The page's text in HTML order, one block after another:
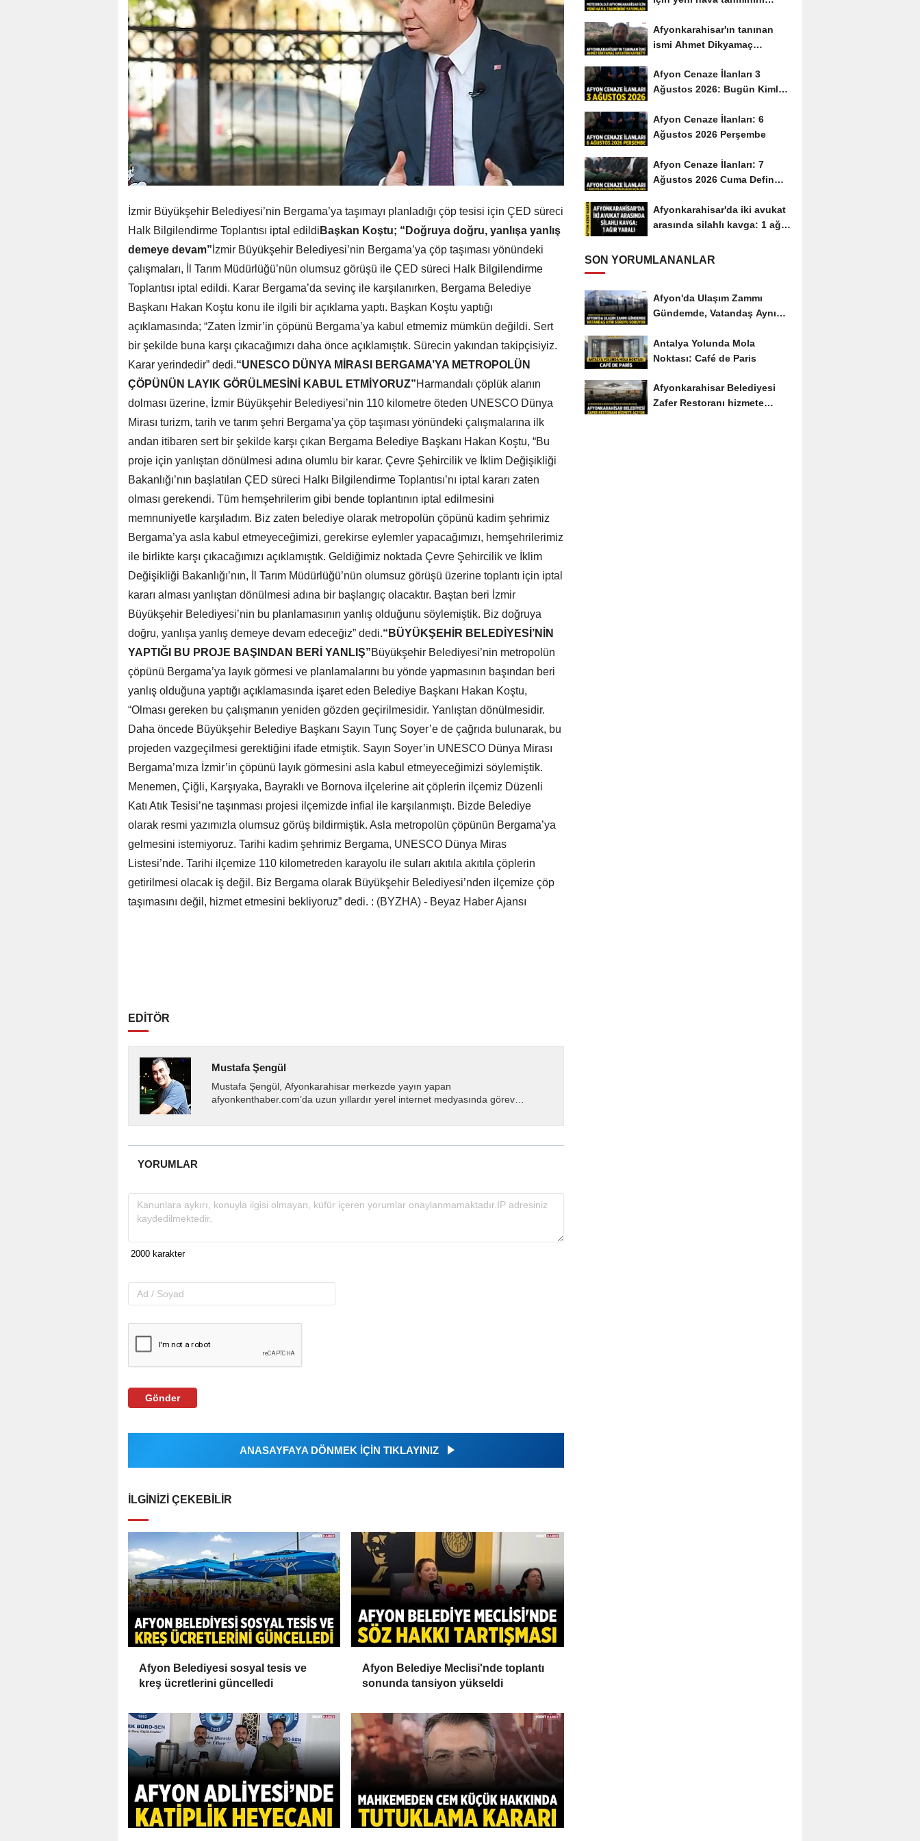
İzmir Büyükşehir Belediyesi’nin Bergama’ya taşımayı planladığı çöp tesisi için ÇED süreci
Halk Bilgilendirme Toplantısı iptal edildi Başkan Koştu; “Doğruya doğru, yanlışa yanlış
demeye devam” İzmir Büyükşehir Belediyesi’nin Bergama’ya çöp taşıması yönündeki
çalışmaları, İl Tarım Müdürlüğü’nün olumsuz görüşü ile ÇED süreci Halk Bilgilendirme
Toplantısı iptal edildi. Karar Bergama’da sevinç ile karşılanırken, Bergama Belediye
Başkanı Hakan Koştu konu ile ilgili bir açıklama yaptı. Başkan Koştu yaptığı
açıklamasında; “Zaten İzmir’in çöpünü Bergama’ya kabul etmemiz mümkün değildi. Sert
bir şekilde buna karşı çıkacağımızı daha önce açıklamıştık. Sürecin yakından takipçisiyiz.
Karar yerindedir” dedi.“UNESCO DÜNYA MİRASI BERGAMA’YA METROPOLÜN
ÇÖPÜNÜN LAYIK GÖRÜLMESİNİ KABUL ETMİYORUZ”Harmandalı çöplük alanın
dolması üzerine, İzmir Büyükşehir Belediyesi’nin 110 kilometre öteden UNESCO Dünya
Mirası turizm, tarih ve tarım şehri Bergama’ya çöp taşıması yönündeki çalışmalarına ilk
andan itibaren sert bir şekilde karşı çıkan Bergama Belediye Başkanı Hakan Koştu, “Bu
proje için yanlıştan dönülmesi adına olumlu bir karar. Çevre Şehircilik ve İklim Değişikliği
Bakanlığı’nın başlatılan ÇED süreci Halkı Bilgilendirme Toplantısı’nı iptal kararı zaten
olması gerekendi. Tüm hemşehrilerim gibi bende toplantının iptal edilmesini
memnuniyetle karşıladım. Biz zaten belediye olarak metropolün çöpünü kadim şehrimiz
Bergama’ya asla kabul etmeyeceğimizi, gerekirse eylemler yapacağımızı, hemşehrilerimiz
ile birlikte karşı çıkacağımızı açıklamıştık. Geldiğimiz noktada Çevre Şehircilik ve İklim
Değişikliği Bakanlığı’nın, İl Tarım Müdürlüğü’nün olumsuz görüşü üzerine toplantı için iptal
kararı alması yanlıştan dönülmesi adına bir başlangıç olacaktır. Baştan beri İzmir
Büyükşehir Belediyesi’nin bu planlamasının yanlış olduğunu söylemiştik. Biz doğruya
doğru, yanlışa yanlış demeye devam edeceğiz” dedi.“BÜYÜKŞEHİR BELEDİYESİ’NİN
YAPTIĞI BU PROJE BAŞINDAN BERİ YANLIŞ”Büyükşehir Belediyesi’nin metropolün
çöpünü Bergama’ya layık görmesi ve planlamalarını bu yönde yapmasının başından beri
yanlış olduğuna yaptığı açıklamasında işaret eden Belediye Başkanı Hakan Koştu,
“Olması gereken bu çalışmanın yeniden gözden geçirilmesidir. Yanlıştan dönülmesidir.
Daha öncede Büyükşehir Belediye Başkanı Sayın Tunç Soyer’e de çağrıda bulunarak, bu
projeden vazgeçilmesi gerektiğini ifade etmiştik. Sayın Soyer’in UNESCO Dünya Mirası
Bergama’mıza İzmir’in çöpünü layık görmesini asla kabul etmeyeceğimizi söylemiştik.
Menemen, Çiğli, Karşıyaka, Bayraklı ve Bornova ilçelerine ait çöplerin ilçemiz Düzenli
Katı Atık Tesisi’ne taşınması projesi ilçemizde infial ile karşılanmıştı. Bizde Belediye
olarak resmi yazımızla olumsuz görüş bildirmiştik. Asla metropolün çöpünün Bergama’ya
gelmesini istemiyoruz. Tarihi kadim şehrimiz Bergama, UNESCO Dünya Miras
Listesi’nde. Tarihi ilçemize 110 kilometreden karayolu ile suları akıtıla akıtıla çöplerin
getirilmesi olacak iş değil. Biz Bergama olarak Büyükşehir Belediyesi’nden ilçemize çöp
taşımasını değil, hizmet etmesini bekliyoruz” dedi. : (BYZHA) - Beyaz Haber Ajansı
EDİTÖR
Mustafa Şengül
Mustafa Şengül, Afyonkarahisar merkezde yayın yapan
afyonkenthaber.com’da uzun yıllardır yerel internet medyasında görev
YORUMLAR
Gönder
ANASAYFAYA DÖNMEK İÇİN TIKLAYINIZ
İLGINIZI ÇEKEBILIR
Afyon Belediyesi sosyal tesis ve
kreş ücretlerini güncelledi
Afyon Belediye Meclisi'nde toplantı
sonunda tansiyon yükseldi
Afyonkarahisar'ın tanınan
ismi Ahmet Dikyamaç
Afyon Cenaze İlanları 3
Ağustos 2026: Bugün Kimler
Afyon Cenaze İlanları: 6
Ağustos 2026 Perşembe
Afyon Cenaze İlanları: 7
Ağustos 2026 Cuma Defin
Afyonkarahisar'da iki avukat
arasında silahlı kavga: 1 ağır
SON YORUMLANANLAR
Afyon'da Ulaşım Zammı
Gündemde, Vatandaş Aynı
Antalya Yolunda Mola
Noktası: Café de Paris
Afyonkarahisar Belediyesi
Zafer Restoranı hizmete